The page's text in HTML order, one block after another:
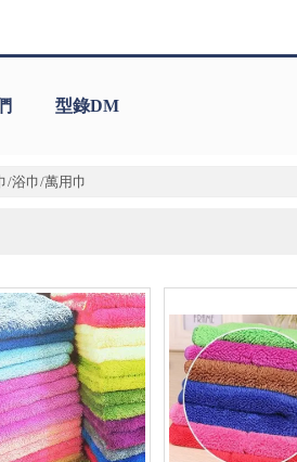
型錄DM
/浴巾/萬用巾